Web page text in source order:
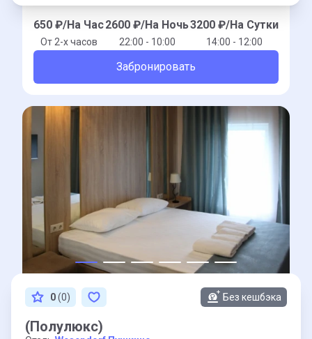
650 ₽/На Час
От 2-x часов
2600 ₽/На Ночь
22:00 - 10:00
3200 ₽/На Сутки
14:00 - 12:00
Забронировать
0(0) Без кешбэка
(Полулюкс)